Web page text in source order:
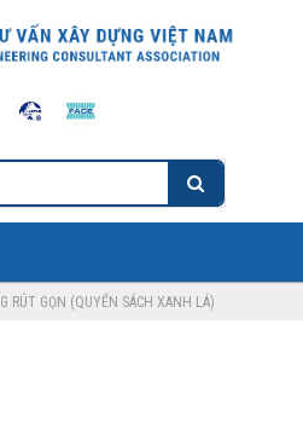
RÚT GỌN (QUYỂN SÁCH XANH LÁ)